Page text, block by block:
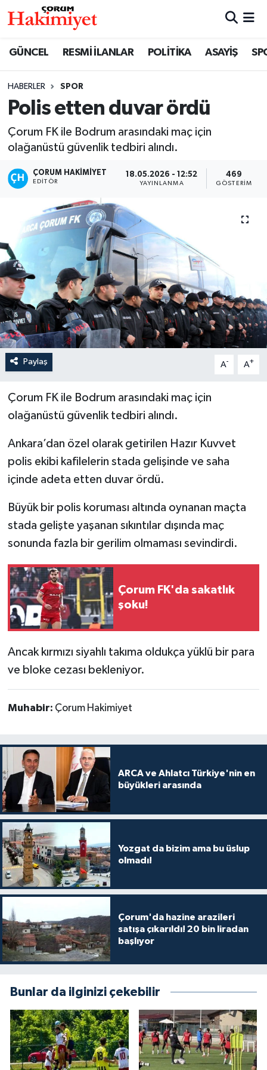
GÜNCEL RESMİ İLANLAR POLİTİKA ASAYİŞ
HABERLER SPOR
Polis etten duvar ördü
Çorum FK ile Bodrum arasındaki maç için
olağanüstü güvenlik tedbiri alındı.
ÇORUM HAKIMIYET
EDITÖR
18.05.2026 - 12:52
YAYINLANMA
469
GÖSTERIM
Paylaş A- A+
Çorum FK ile Bodrum arasındaki maç için
olağanüstü güvenlik tedbiri alındı.
Ankara’dan özel olarak getirilen Hazır Kuvvet
polis ekibi kafilelerin stada gelişinde ve saha
içinde adeta etten duvar ördü.
Büyük bir polis koruması altında oynanan maçta
stada gelişte yaşanan sıkıntılar dışında maç
sonunda fazla bir gerilim olmaması sevindirdi.
Çorum FK'da sakatlık
şoku!
Ancak kırmızı siyahlı takıma oldukça yüklü bir para
ve bloke cezası bekleniyor.
Muhabir: Çorum Hakimiyet
ARCA ve Ahlatcı Türkiye'nin en
büyükleri arasında
Yozgat da bizim ama bu üslup
olmadı!
Çorum'da hazine arazileri
satışa çıkarıldı! 20 bin liradan
başlıyor
Bunlar da ilginizi çekebilir
SAĞLIK
ASAYİŞ
EKONOMİ
AKTÜEL
EĞİTİM
İLÇELER
OTOPARK
TEKNOLOJİ
Nöbetçi Eczaneler
Çorum Namaz Vakitleri
Trafik Durumu
Süper Lig Puan Durumu ve Fikstür
Tüm Manşetler
Son Dakika Haberleri
Haber Arşivi